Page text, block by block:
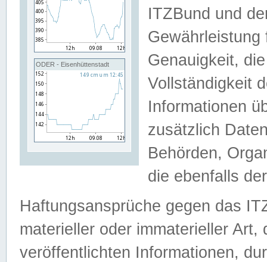
ODER - Eisenhüttenstadt
ITZBund und
Genauigkeit,
Vollständigkeit
Informationen
zusätzlich
Behörden,
die ebenfalls
Haftungsansprüche gegen das
materieller oder immaterieller
veröffentlichten Informationen,